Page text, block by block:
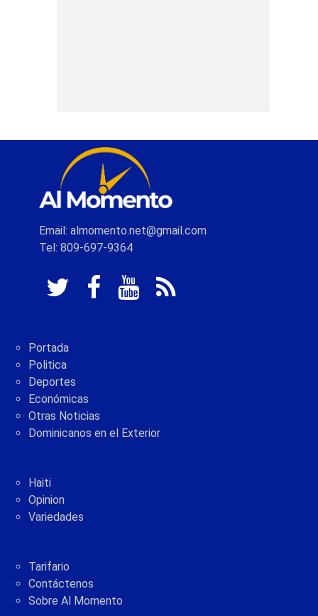
Email: almomento.net@gmail.com
Tel: 809-697-9364
Portada
Politica
Deportes
Económicas
Otras Noticias
Dominicanos en el Exterior
Haiti
Opinion
Variedades
Tarifario
Contáctenos
Sobre Al Momento